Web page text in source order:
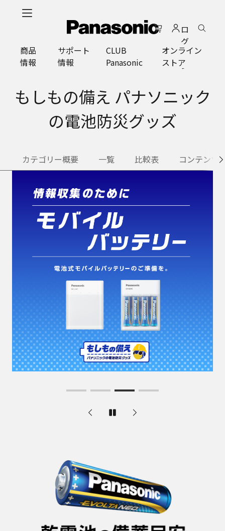
ロ
グ
イ
ン
商品
情報
サポート
情報
CLUB
Panasonic
オンライン
ストア
もしもの備え パナソニック
の電池防災グッズ
カテゴリー概要 一覧 比較表 コンテンツ